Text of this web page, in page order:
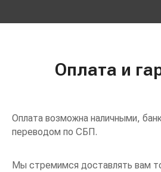
Оплата и
Оплата возможна наличными,
переводом по СБП.
Мы стремимся доставлять вам